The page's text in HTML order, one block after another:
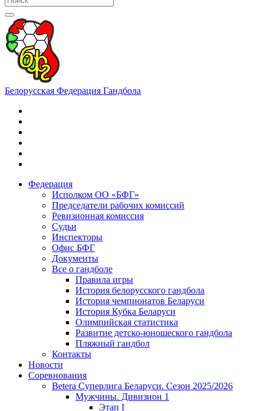
Белорусская Федерация Гандбола
Федерация
Исполком ОО «БФГ»
Председатели рабочих комиссий
Ревизионная комиссия
Судьи
Инспекторы
Офис БФГ
Документы
Все о гандболе
Правила игры
История белорусского гандбола
История чемпионатов Беларуси
История Кубка Беларуси
Олимпийская статистика
Развитие детско-юношеского гандбола
Пляжный гандбол
Контакты
Новости
Соревнования
Betera Суперлига Беларуси. Сезон 2025/2026
Мужчины. Дивизион 1
Этап I